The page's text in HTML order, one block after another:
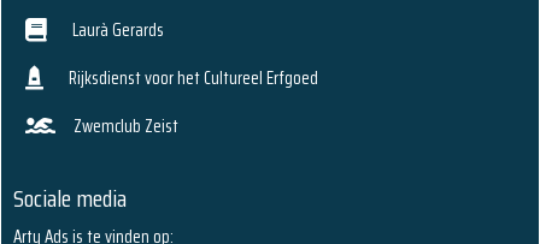
Laurà Gerards
Rijksdienst voor het Cultureel Erfgoed
Zwemclub Zeist
Sociale media
Arty Ads is te vinden op: